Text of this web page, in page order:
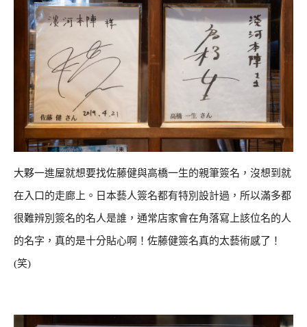
大夥一進屋就想要找佐藤健與高橋一生的親筆簽名，沒想到就
在入口的走廊上。日本藝人簽名都有特別設計過，所以滿多都
很難辨別簽名的名人是誰，通常店家會在角落寫上該位名的人
的名字，真的是十分貼心啊！佐藤健簽名真的太藝術感了！
(笑)